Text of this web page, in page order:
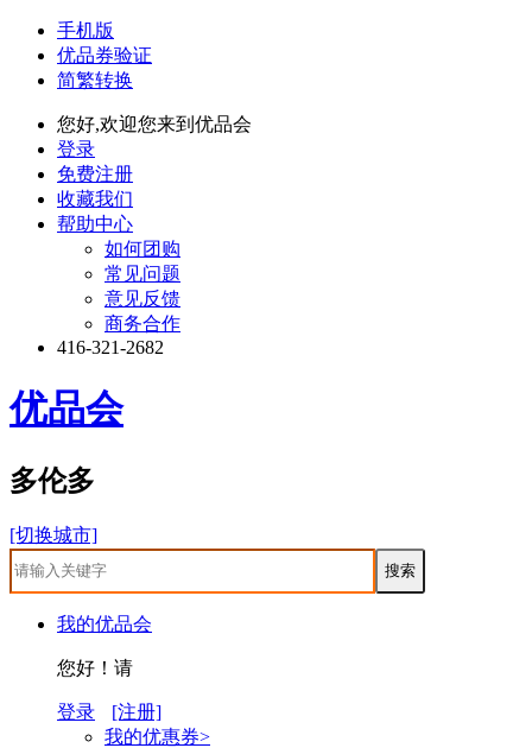
手机版
优品券验证
简繁转换
您好,欢迎您来到优品会
登录
免费注册
收藏我们
帮助中心
如何团购
常见问题
意见反馈
商务合作
416-321-2682
优品会
多伦多
[切换城市]
我的优品会
您好！请
登录
[注册]
我的优惠券>